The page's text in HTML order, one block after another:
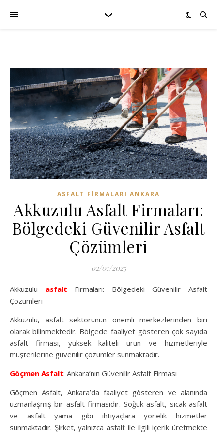
ASFALT FIRMALARI ANKARA
Akkuzulu Asfalt Firmaları:
Bölgedeki Güvenilir Asfalt
Çözümleri
02/01/2025
Akkuzulu asfalt Firmaları: Bölgedeki Güvenilir Asfalt
Çözümleri
Akkuzulu, asfalt sektörünün önemli merkezlerinden biri
olarak bilinmektedir. Bölgede faaliyet gösteren çok sayıda
asfalt firması, yüksek kaliteli ürün ve hizmetleriyle
müşterilerine güvenilir çözümler sunmaktadır.
Göçmen Asfalt: Ankara’nın Güvenilir Asfalt Firması
Göçmen Asfalt, Ankara’da faaliyet gösteren ve alanında
uzmanlaşmış bir asfalt firmasıdır. Soğuk asfalt, sıcak asfalt
ve asfalt yama gibi ihtiyaçlara yönelik hizmetler
sunmaktadır. Şirket, yalnızca asfalt ile ilgili içerik üretmekte